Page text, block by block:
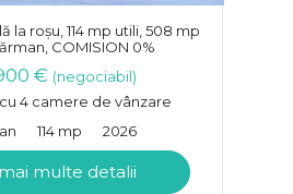
la roșu, 114 mp utili, 508 mp
COMISION 0%
€ (negociabil)
cu 4 camere de vânzare
114 mp 2026
multe detalii